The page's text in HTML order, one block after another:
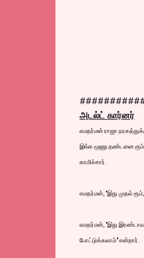
அடல்ட் கார்னர்
எமதர்மன் ராஜா
இங்க மூணு தண்டனை ரூம்
காமிச்சார்.
எமதர்மன், "இது முதல்
எமதர்மன், "இது
போட்டுக்கலாம்" என்றார்.